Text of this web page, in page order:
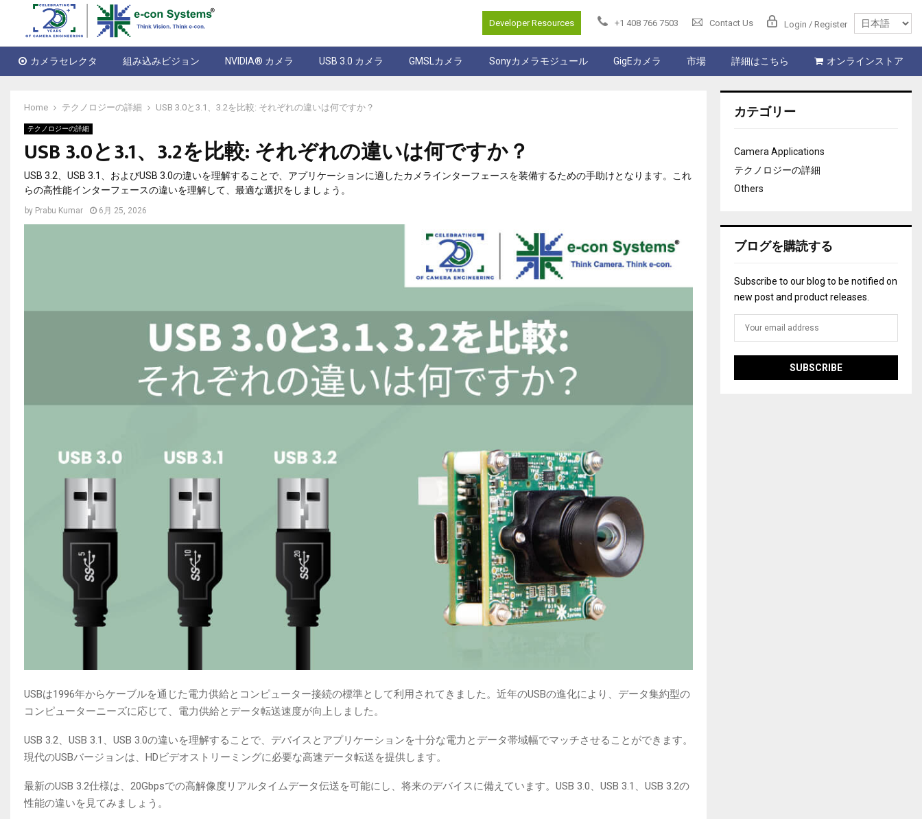
Developer Resources +1 408 766 7503 Contact Us Login / Register
カメラセレクタ 組み込みビジョン NVIDIA® カメラ USB 3.0 カメラ GMSLカメラ Sonyカメラモジュール GigEカメラ 市場 詳細はこちら オンラインストア
Home テクノロジーの詳細 USB 3.0と3.1、3.2を比較: それぞれの違いは何ですか？
テクノロジーの詳細
USB 3.0と3.1、3.2を比較: それぞれの違いは何ですか？
USB 3.2、USB 3.1、およびUSB 3.0の違いを理解することで、アプリケーションに適したカメラインターフェースを装備するための手助けとなります。これ
らの高性能インターフェースの違いを理解して、最適な選択をしましょう。
by Prabu Kumar 6月 25, 2026
USBは1996年からケーブルを通じた電力供給とコンピューター接続の標準として利用されてきました。近年のUSBの進化により、データ集約型の
コンピューターニーズに応じて、電力供給とデータ転送速度が向上しました。
USB 3.2、USB 3.1、USB 3.0の違いを理解することで、デバイスとアプリケーションを十分な電力とデータ帯域幅でマッチさせることができます。
現代のUSBバージョンは、HDビデオストリーミングに必要な高速データ転送を提供します。
最新のUSB 3.2仕様は、20Gbpsでの高解像度リアルタイムデータ伝送を可能にし、将来のデバイスに備えています。USB 3.0、USB 3.1、USB 3.2の
性能の違いを見てみましょう。
カテゴリー
Camera Applications
テクノロジーの詳細
Others
ブログを購読する
Subscribe to our blog to be notified on
new post and product releases.